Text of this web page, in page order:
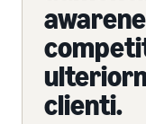
clienti.